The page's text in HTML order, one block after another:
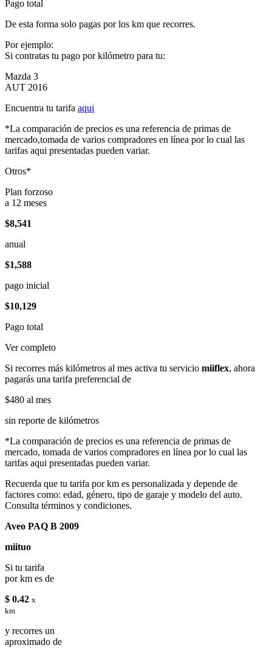
Pago total
De esta forma solo pagas por los km que recorres.
Por ejemplo:
Si contratas tu pago por kilómetro para tu:
Mazda 3
AUT 2016
Encuentra tu tarifa aqui
*La comparación de precios es una referencia de primas de
mercado,tomada de varios compradores en línea por lo cual las
tarifas aqui presentadas pueden variar.
Otros*
Plan forzoso
a 12 meses
$8,541
anual
$1,588
pago inicial
$10,129
Pago total
Ver completo
Si recorres más kilómetros al mes activa tu servicio miiflex, ahora
pagarás una tarifa preferencial de
$480 al mes
sin reporte de kilómetros
*La comparación de precios es una referencia de primas de
mercado, tomada de varios compradores en línea por lo cual las
tarifas aqui presentadas pueden variar.
Recuerda que tu tarifa por km es personalizada y depende de
factores como: edad, género, tipo de garaje y modelo del auto.
Consulta términos y condiciones.
Aveo PAQ B 2009
miituo
Si tu tarifa
por km es de
$ 0.42 x
km
y recorres un
aproximado de